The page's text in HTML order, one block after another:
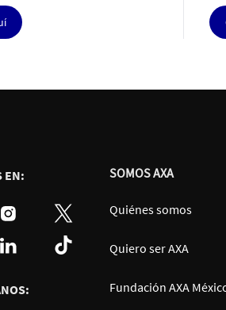
EN: SOMOS AXA
Quiénes somos
Quiero ser AXA
Fundación AXA